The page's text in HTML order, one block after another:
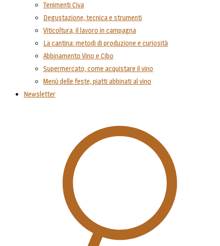
Tenimenti Civa
Degustazione, tecnica e strumenti
Viticoltura, il lavoro in campagna
La cantina: metodi di produzione e curiosità
Abbinamento Vino e Cibo
Supermercato, come acquistare il vino
Menù delle feste, piatti abbinati al vino
Newsletter